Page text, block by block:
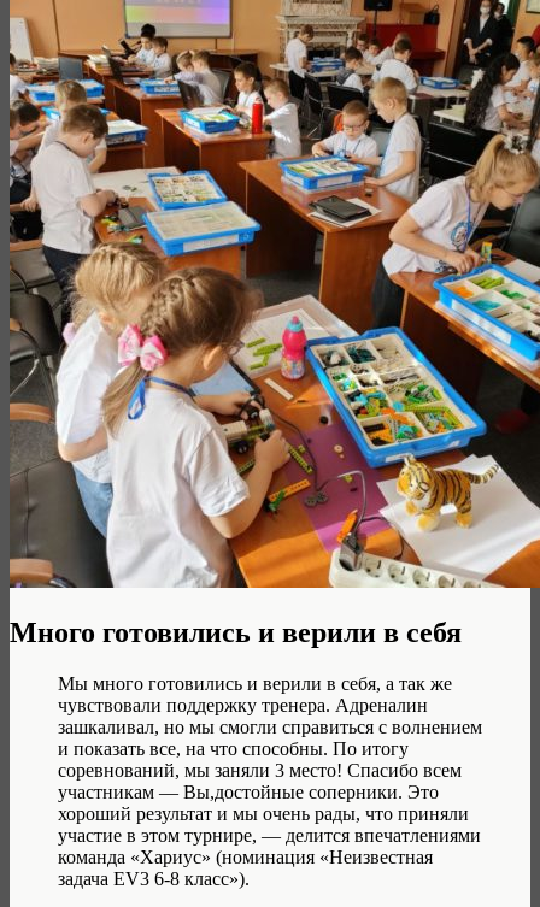
Много готовились и верили в себя
Мы много готовились и верили в себя, а так же
чувствовали поддержку тренера. Адреналин
зашкаливал, но мы смогли справиться с волнением
и показать все, на что способны. По итогу
соревнований, мы заняли 3 место! Спасибо всем
участникам — Вы,достойные соперники. Это
хороший результат и мы очень рады, что приняли
участие в этом турнире, — делится впечатлениями
команда «Хариус» (номинация «Неизвестная
задача EV3 6-8 класс»).